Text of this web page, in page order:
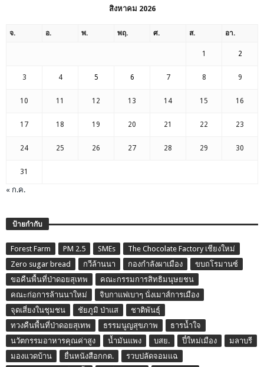
สิงหาคม 2026
จ. อ. พ. พฤ. ศ. ส. อา.
1 2
3 4 5 6 7 8 9
10 11 12 13 14 15 16
17 18 19 20 21 22 23
24 25 26 27 28 29 30
31
« ก.ค.
ป้ายกำกับ
Forest Farm PM 2.5 SMEs
The Chocolate Factory เชียงใหม่
Zero sugar bread
กวีล้านนา กองกำลังผาเมือง
ขบถโรมานซ์
ขอคืนพื้นที่ป่าดอยสุเทพ
คณะกรรมการสิทธิมนุษยชน
คณะก่อการล้านนาใหม่
จิบกาแฟเบาๆ นั่งเมาส์การเมือง
จุดเสี่ยงในชุมชน
ชัยภูมิ ป่าแส
ชาติพันธุ์
ทวงคืนพื้นที่ป่าดอยสุเทพ
ธรรมนูญสุขภาพ
ธารน้ำใจ
นวัตกรรมอาหารคุณค่าสูง
น้ำมันแพง บสย. ปี๋ใหม่เมือง
มลาบรี
มองแวดบ้าน
ยื่นหนังสือกกต.
รวบปลัดจอมแฉ